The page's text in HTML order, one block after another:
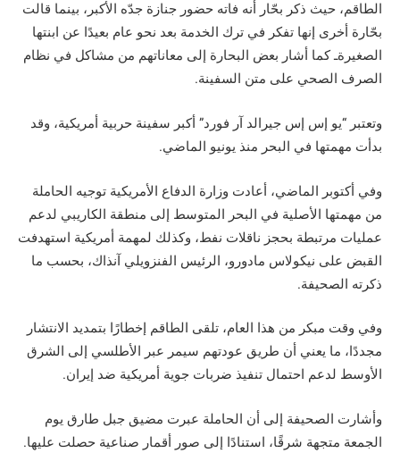
الطاقم، حيث ذكر بحّار أنه فاته حضور جنازة جدّه الأكبر، بينما قالت
بحّارة أخرى إنها تفكر في ترك الخدمة بعد نحو عام بعيدًا عن ابنتها
الصغيرةـ كما أشار بعض البحارة إلى معاناتهم من مشاكل في نظام
الصرف الصحي على متن السفينة.
وتعتبر “يو إس إس جيرالد آر فورد” أكبر سفينة حربية أمريكية، وقد
بدأت مهمتها في البحر منذ يونيو الماضي.
وفي أكتوبر الماضي، أعادت وزارة الدفاع الأمريكية توجيه الحاملة
من مهمتها الأصلية في البحر المتوسط إلى منطقة الكاريبي لدعم
عمليات مرتبطة بحجز ناقلات نفط، وكذلك لمهمة أمريكية استهدفت
القبض على نيكولاس مادورو، الرئيس الفنزويلي آنذاك، بحسب ما
ذكرته الصحيفة.
وفي وقت مبكر من هذا العام، تلقى الطاقم إخطارًا بتمديد الانتشار
مجددًا، ما يعني أن طريق عودتهم سيمر عبر الأطلسي إلى الشرق
الأوسط لدعم احتمال تنفيذ ضربات جوية أمريكية ضد إيران.
وأشارت الصحيفة إلى أن الحاملة عبرت مضيق جبل طارق يوم
الجمعة متجهة شرقًا، استنادًا إلى صور أقمار صناعية حصلت عليها.